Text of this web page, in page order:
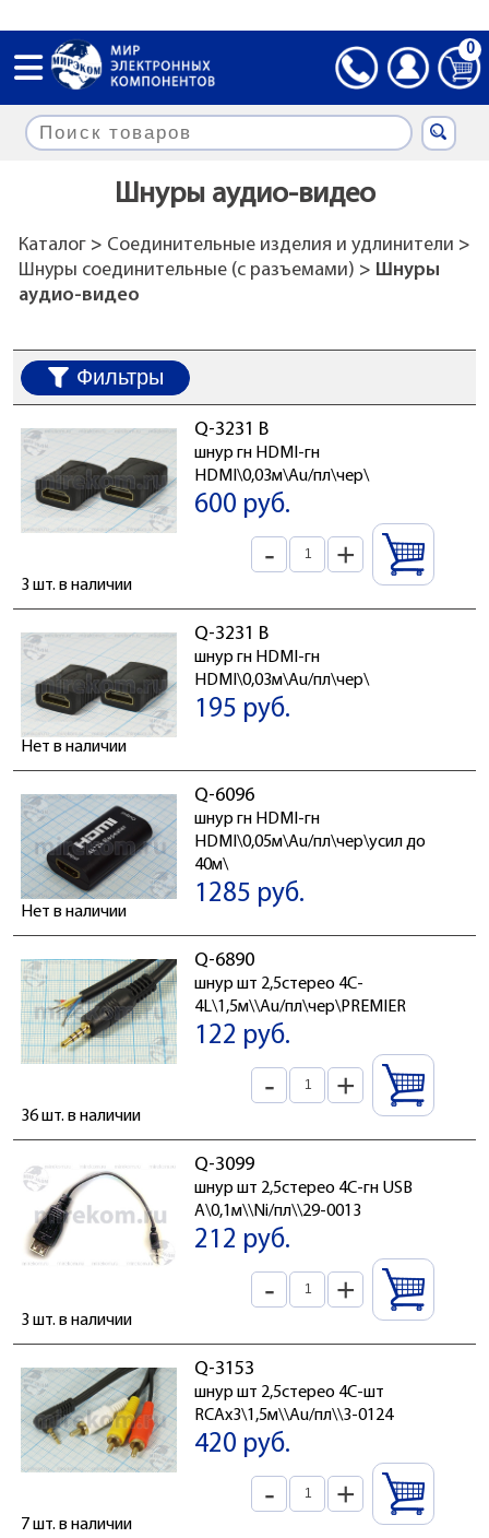
0
Шнуры аудио-видео
Каталог> Соединительные изделия и удлинители >
Шнуры соединительные (с разъемами) > Шнуры
аудио-видео
Фильтры
Q-3231 B
шнур гн HDMI-гн
HDMI\0,03м\Au/пл\чер\
600 руб.
- +
3 шт. в наличии
Q-3231 B
шнур гн HDMI-гн
HDMI\0,03м\Au/пл\чер\
195 руб.
Нет в наличии
Q-6096
шнур гн HDMI-гн
HDMI\0,05м\Au/пл\чер\усил до
40м\
1285 руб.
Нет в наличии
Q-6890
шнур шт 2,5стерео 4C-
4L\1,5м\\Au/пл\чер\PREMIER
122 руб.
- +
36 шт. в наличии
Q-3099
шнур шт 2,5стерео 4C-гн USB
A\0,1м\\Ni/пл\\29-0013
212 руб.
- +
3 шт. в наличии
Q-3153
шнур шт 2,5стерео 4C-шт
RCAx3\1,5м\\Au/пл\\3-0124
420 руб.
- +
7 шт. в наличии